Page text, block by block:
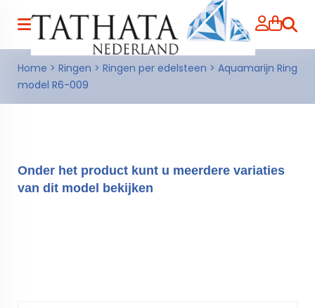
Home > Ringen > Ringen per edelsteen > Aquamarijn Ring
model R6-009
Onder het product kunt u meerdere variaties
van dit model bekijken